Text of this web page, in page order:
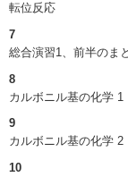
転位反応
7
総合演習1、前半のま
8
カルボニル基の化学 1
9
カルボニル基の化学 2
10